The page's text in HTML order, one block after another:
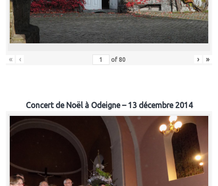
« ‹ of 80 › »
Concert de Noël à Odeigne – 13 décembre 2014